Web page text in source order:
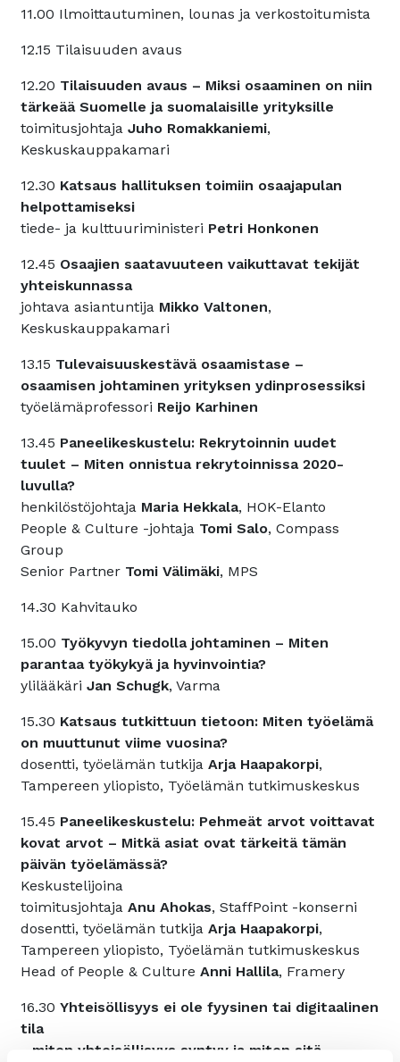
11.00 Ilmoittautuminen, lounas ja verkostoitumista
12.15 Tilaisuuden avaus
12.20 Tilaisuuden avaus – Miksi osaaminen on niin
tärkeää Suomelle ja suomalaisille yrityksille
toimitusjohtaja Juho Romakkaniemi,
Keskuskauppakamari
12.30 Katsaus hallituksen toimiin osaajapulan
helpottamiseksi
tiede- ja kulttuuriministeri Petri Honkonen
12.45 Osaajien saatavuuteen vaikuttavat tekijät
yhteiskunnassa
johtava asiantuntija Mikko Valtonen,
Keskuskauppakamari
13.15 Tulevaisuuskestävä osaamistase –
osaamisen johtaminen yrityksen ydinprosessiksi
työelämäprofessori Reijo Karhinen
13.45 Paneelikeskustelu: Rekrytoinnin uudet
tuulet – Miten onnistua rekrytoinnissa 2020-
luvulla?
henkilöstöjohtaja Maria Hekkala, HOK-Elanto
People & Culture -johtaja Tomi Salo, Compass
Group
Senior Partner Tomi Välimäki, MPS
14.30 Kahvitauko
15.00 Työkyvyn tiedolla johtaminen – Miten
parantaa työkykyä ja hyvinvointia?
ylilääkäri Jan Schugk, Varma
15.30 Katsaus tutkittuun tietoon: Miten työelämä
on muuttunut viime vuosina?
dosentti, työelämän tutkija Arja Haapakorpi,
Tampereen yliopisto, Työelämän tutkimuskeskus
15.45 Paneelikeskustelu: Pehmeät arvot voittavat
kovat arvot – Mitkä asiat ovat tärkeitä tämän
päivän työelämässä?
Keskustelijoina
toimitusjohtaja Anu Ahokas, StaffPoint -konserni
dosentti, työelämän tutkija Arja Haapakorpi,
Tampereen yliopisto, Työelämän tutkimuskeskus
Head of People & Culture Anni Hallila, Framery
16.30 Yhteisöllisyys ei ole fyysinen tai digitaalinen
tila
- miten yhteisöllisyys syntyy ja miten sitä